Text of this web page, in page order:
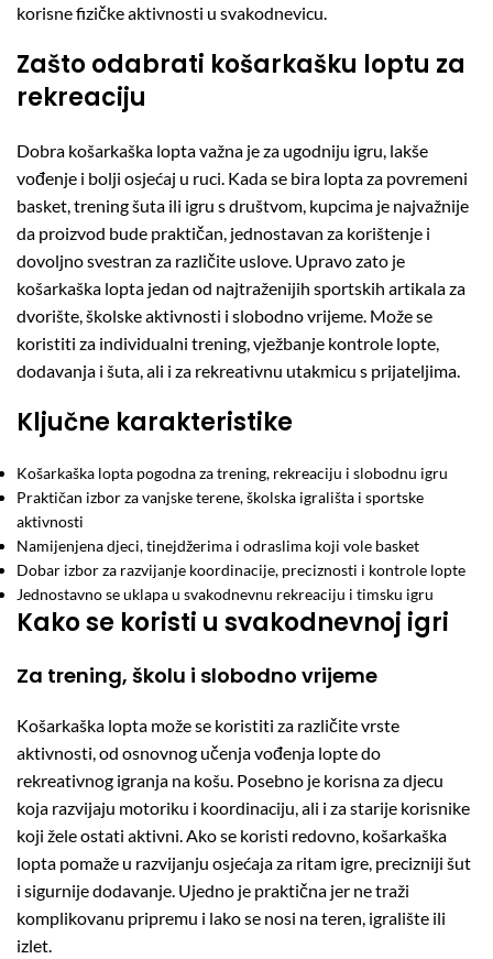
korisne fizičke aktivnosti u svakodnevicu.
Zašto odabrati košarkašku loptu za
rekreaciju
Dobra košarkaška lopta važna je za ugodniju igru, lakše
vođenje i bolji osjećaj u ruci. Kada se bira lopta za povremeni
basket, trening šuta ili igru s društvom, kupcima je najvažnije
da proizvod bude praktičan, jednostavan za korištenje i
dovoljno svestran za različite uslove. Upravo zato je
košarkaška lopta jedan od najtraženijih sportskih artikala za
dvorište, školske aktivnosti i slobodno vrijeme. Može se
koristiti za individualni trening, vježbanje kontrole lopte,
dodavanja i šuta, ali i za rekreativnu utakmicu s prijateljima.
Ključne karakteristike
Košarkaška lopta pogodna za trening, rekreaciju i slobodnu igru
Praktičan izbor za vanjske terene, školska igrališta i sportske
aktivnosti
Namijenjena djeci, tinejdžerima i odraslima koji vole basket
Dobar izbor za razvijanje koordinacije, preciznosti i kontrole lopte
Jednostavno se uklapa u svakodnevnu rekreaciju i timsku igru
Kako se koristi u svakodnevnoj igri
Za trening, školu i slobodno vrijeme
Košarkaška lopta može se koristiti za različite vrste
aktivnosti, od osnovnog učenja vođenja lopte do
rekreativnog igranja na košu. Posebno je korisna za djecu
koja razvijaju motoriku i koordinaciju, ali i za starije korisnike
koji žele ostati aktivni. Ako se koristi redovno, košarkaška
lopta pomaže u razvijanju osjećaja za ritam igre, precizniji šut
i sigurnije dodavanje. Ujedno je praktična jer ne traži
komplikovanu pripremu i lako se nosi na teren, igralište ili
izlet.